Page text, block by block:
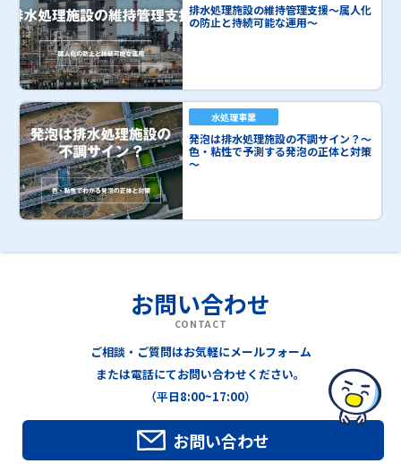
排水処理施設の維持管理支援～属人化
の防止と持続可能な運用～
水処理事業
発泡は排水処理施設の不調サイン？～
色・粘性で予測する発泡の正体と対策
～
お問い合わせ
CONTACT
ご相談・ご質問はお気軽にメールフォーム
または電話にてお問い合わせください。
（平日8:00~17:00）
お問い合わせ